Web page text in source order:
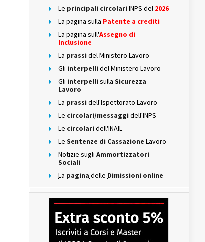
Le principali circolari INPS del 2026
La pagina sulla Patente a crediti
La pagina sull'Assegno di
Inclusione
La prassi del Ministero Lavoro
Gli interpelli del Ministero Lavoro
Gli interpelli sulla Sicurezza
Lavoro
La prassi dell'Ispettorato Lavoro
Le circolari/messaggi dell'INPS
Le circolari dell'INAIL
Le Sentenze di Cassazione Lavoro
Notizie sugli Ammortizzatori
Sociali
La pagina delle Dimissioni online